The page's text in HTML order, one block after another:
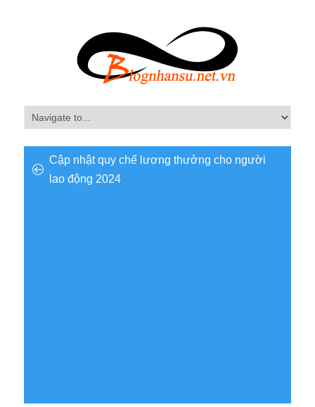
Cập nhật quy chế lương thưởng cho người
lao động 2024